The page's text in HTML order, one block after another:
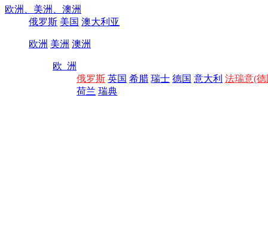
欧洲、 美洲、 澳洲
俄罗斯 美国 澳大利亚
欧洲 美洲 澳洲
欧 洲
俄罗斯 英国 希腊 瑞士 德国 意大利 法瑞意(德
荷兰 瑞典